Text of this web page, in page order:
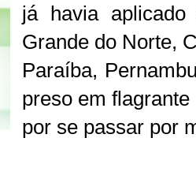
já havia
Grande do Norte,
Paraíba,
preso em flagrante
por se passar por